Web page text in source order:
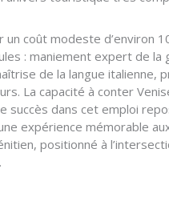
coût modeste d’environ
: maniement expert de la
de la langue italienne,
La capacité à conter
succès dans cet emploi
expérience mémorable
positionné à